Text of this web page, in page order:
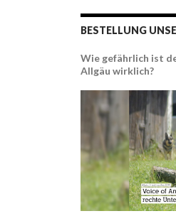
BESTELLUNG
Wie gefährlich ist
Allgäu wirklich?